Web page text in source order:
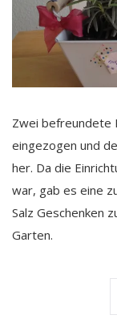
Zwei befreundete
eingezogen und
her. Da die
war, gab es eine
Salz Geschenken
Garten.